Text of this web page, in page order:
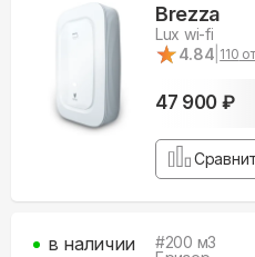
Brezza
Lux wi-fi
★
★4.84 110
47 900 ₽
#200 м3
в наличии